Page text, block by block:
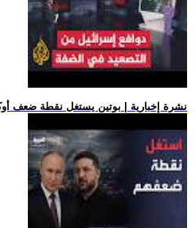
.. نشرة إخبارية | بوتين يستغل نقطة ضعف